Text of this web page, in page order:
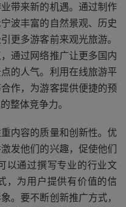
带来新的机遇。通过制作
波丰富的自然景观、历史
更多游客前来观光旅游。
通过网络推广让更多国内
的人气。利用在线旅游平
作，为游客提供便捷的预
整体竞争力。
内容的质量和创新性。优
发他们的兴趣，促使他们
以通过撰写专业的行业文
，为用户提供有价值的信
。要不断创新推广方式，